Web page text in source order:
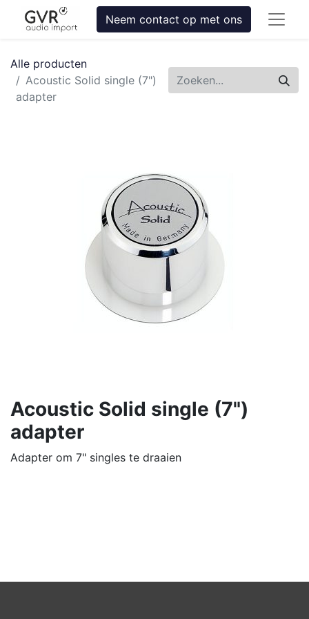
Neem contact op met ons
Alle producten
Acoustic Solid single (7")
adapter
Acoustic Solid single (7")
adapter
Adapter om 7" singles te draaien